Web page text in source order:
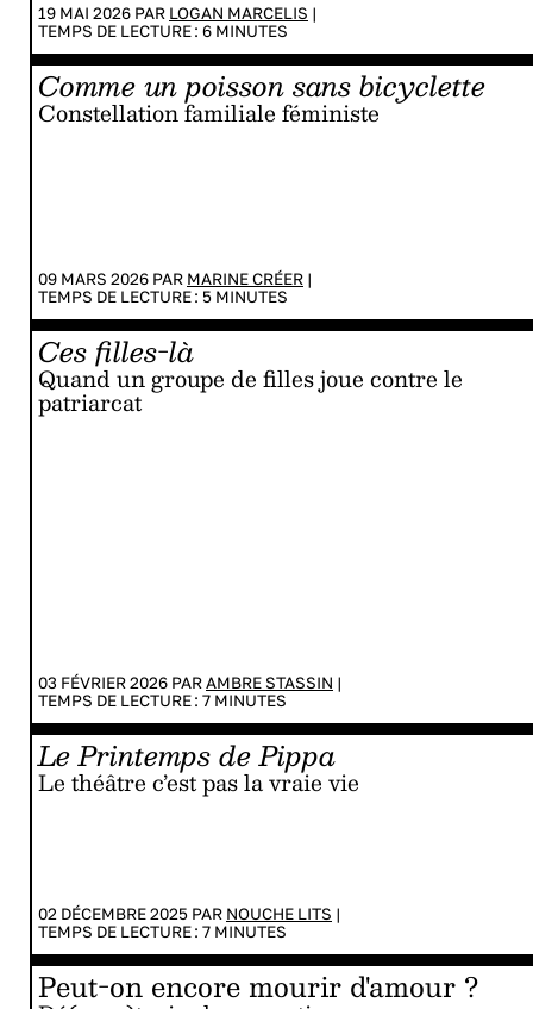
19 MAI 2026 PAR LOGAN MARCELIS |
TEMPS DE LECTURE : 6 MINUTES
Comme un poisson sans bicyclette
Constellation familiale féministe
09 MARS 2026 PAR MARINE CRÉER |
TEMPS DE LECTURE : 5 MINUTES
Ces filles-là
Quand un groupe de filles joue contre le
patriarcat
03 FÉVRIER 2026 PARAMBRE STASSIN |
TEMPS DE LECTURE : 7 MINUTES
Le Printemps de Pippa
Le théâtre c’est pas la vraie vie
02 DÉCEMBRE 2025 PAR NOUCHE LITS |
TEMPS DE LECTURE : 7 MINUTES
Peut-on encore mourir d'amour ?